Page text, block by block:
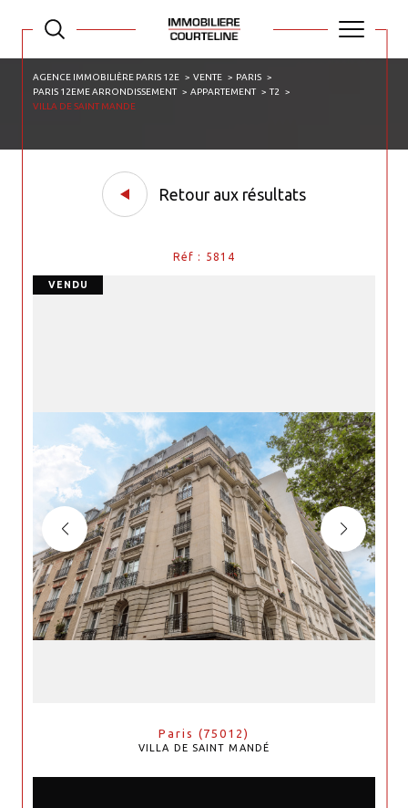
AGENCE IMMOBILIÈRE PARIS 12E VENTE
PARIS
PARIS 12EME ARRONDISSEMENT
APPARTEMENT
T2
VILLA DE SAINT MANDE
Retour aux résultats
Réf : 5814
VENDU
Paris (75012)
VILLA DE SAINT MANDÉ